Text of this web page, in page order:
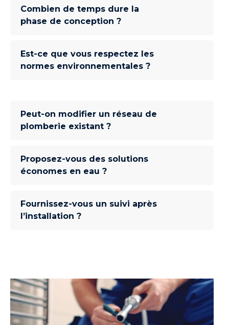
Combien de temps dure la
phase de conception ?
Est-ce que vous respectez les
normes environnementales ?
Peut-on modifier un réseau de
plomberie existant ?
Proposez-vous des solutions
économes en eau ?
Fournissez-vous un suivi après
l’installation ?